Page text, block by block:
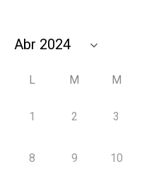
L M M
1 2 3
8 9 10